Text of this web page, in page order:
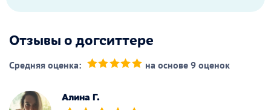
Отзывы о догситтере
Средняя оценка: на основе 9 оценок
Алина Г.